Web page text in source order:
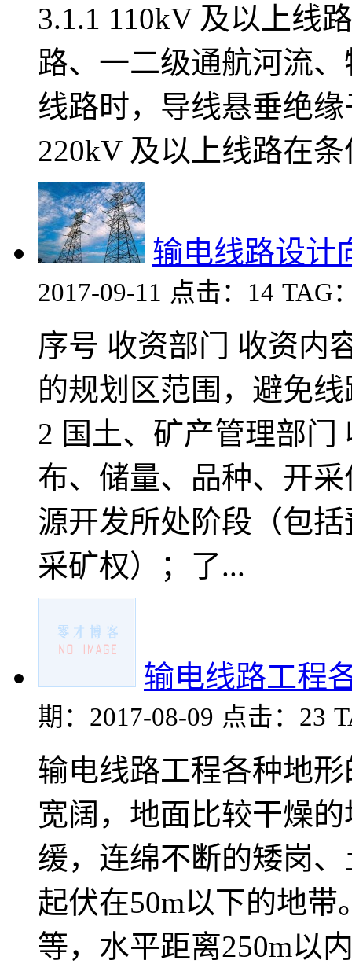
3.1.1 110kV 及以上线
路、一二级通航河流
线路时，导线悬垂绝
220kV 及以上线路在
输电线路设计
2017-09-11 点击：14 TAG
序号 收资部门 收资内
的规划区范围，避免
2 国土、矿产管理部门
布、储量、品种、开
源开发所处阶段（包
采矿权）；了...
输电线路工程
期：2017-08-09 点击：23
输电线路工程各种地
宽阔，地面比较干燥
缓，连绵不断的矮岗
起伏在50m以下的地
等，水平距离250m以